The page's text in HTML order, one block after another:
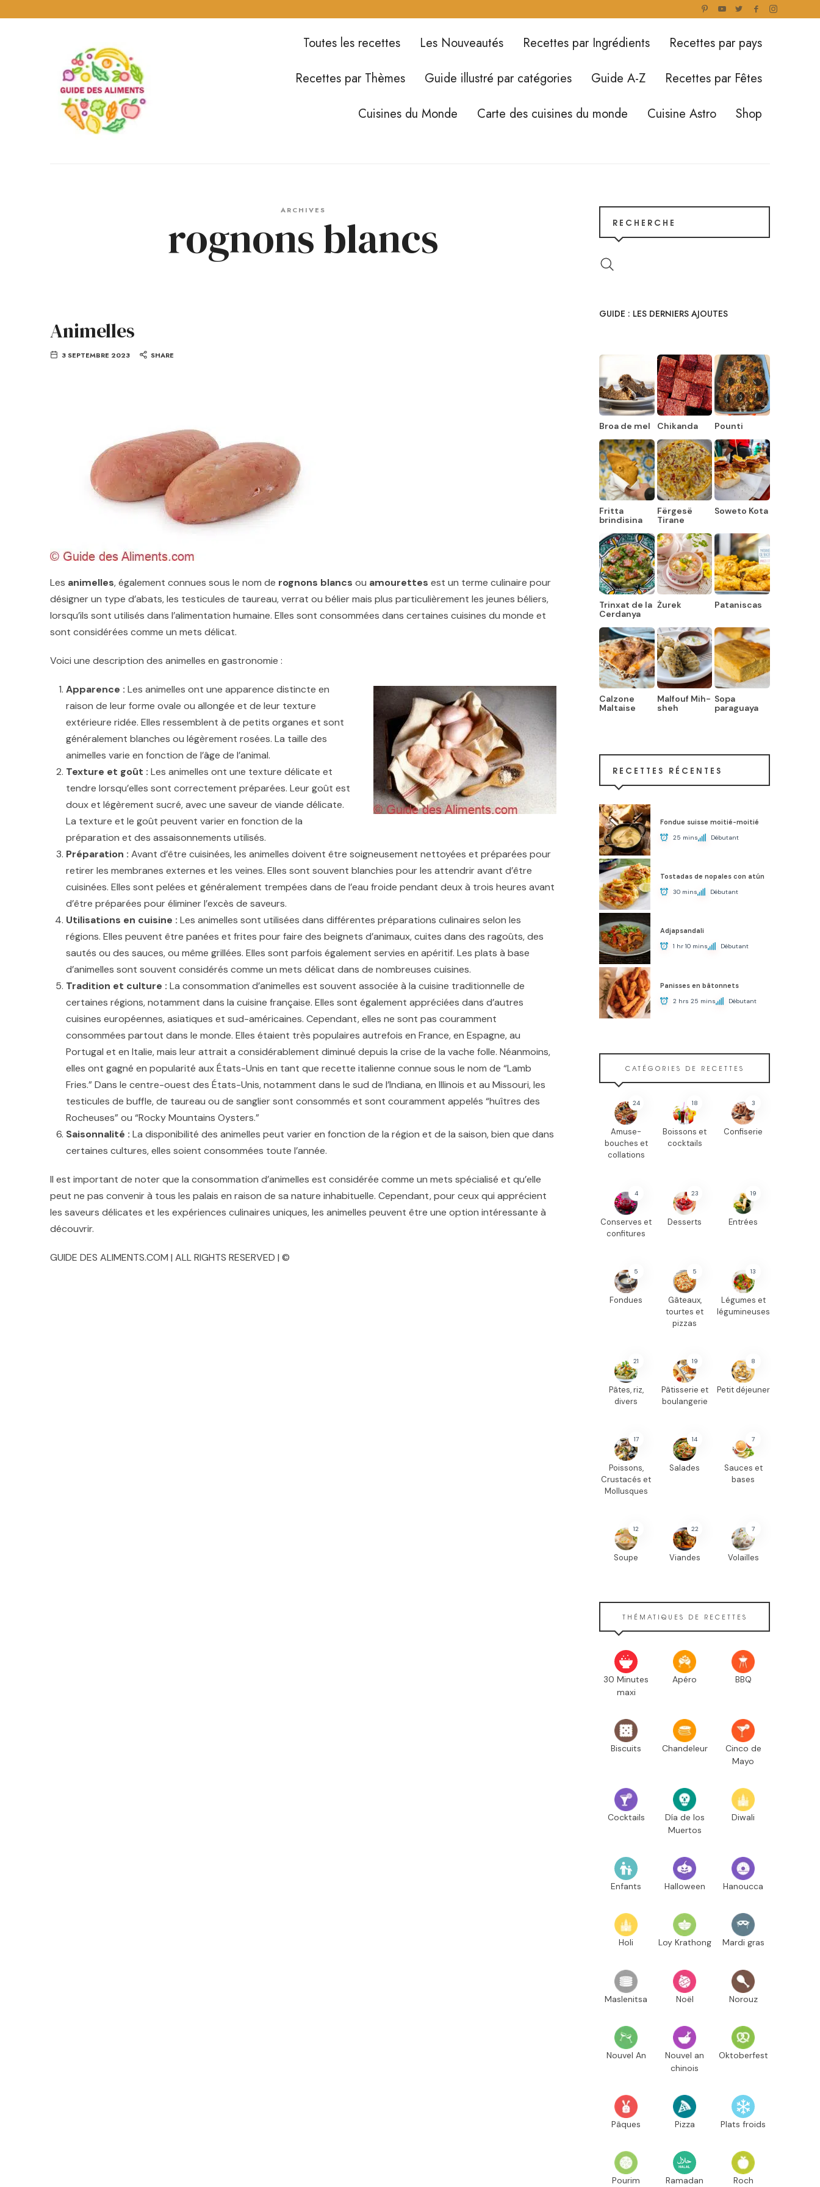
Guide
des
Aliments
Toutes les recettes Les Nouveautés Recettes par Ingrédients
Recettes par pays
Recettes par Thèmes
Guide illustré par catégories Guide A-Z
Recettes par Fêtes
Cuisines du Monde
Carte des cuisines du monde Cuisine Astro Shop
ARCHIVES
rognons blancs
Animelles
3 SEPTEMBRE 2023 SHARE
Les animelles, également connues sous le nom de rognons blancs ou amourettes est un terme culinaire pour
désigner un type d’abats, les testicules de taureau, verrat ou bélier mais plus particulièrement les jeunes béliers,
lorsqu’ils sont utilisés dans l’alimentation humaine. Elles sont consommées dans certaines cuisines du monde et
sont considérées comme un mets délicat.
Voici une description des animelles en gastronomie :
Apparence : Les animelles ont une apparence distincte en
raison de leur forme ovale ou allongée et de leur texture
extérieure ridée. Elles ressemblent à de petits organes et sont
généralement blanches ou légèrement rosées. La taille des
animelles varie en fonction de l’âge de l’animal.
Texture et goût : Les animelles ont une texture délicate et
tendre lorsqu’elles sont correctement préparées. Leur goût est
doux et légèrement sucré, avec une saveur de viande délicate.
La texture et le goût peuvent varier en fonction de la
préparation et des assaisonnements utilisés.
Préparation : Avant d’être cuisinées, les animelles doivent être soigneusement nettoyées et préparées pour
retirer les membranes externes et les veines. Elles sont souvent blanchies pour les attendrir avant d’être
cuisinées. Elles sont pelées et généralement trempées dans de l’eau froide pendant deux à trois heures avant
d’être préparées pour éliminer l’excès de saveurs.
Utilisations en cuisine : Les animelles sont utilisées dans différentes préparations culinaires selon les
régions. Elles peuvent être panées et frites pour faire des beignets d’animaux, cuites dans des ragoûts, des
sautés ou des sauces, ou même grillées. Elles sont parfois également servies en apéritif. Les plats à base
d’animelles sont souvent considérés comme un mets délicat dans de nombreuses cuisines.
Tradition et culture : La consommation d’animelles est souvent associée à la cuisine traditionnelle de
certaines régions, notamment dans la cuisine française. Elles sont également appréciées dans d’autres
cuisines européennes, asiatiques et sud-américaines. Cependant, elles ne sont pas couramment
consommées partout dans le monde. Elles étaient très populaires autrefois en France, en Espagne, au
Portugal et en Italie, mais leur attrait a considérablement diminué depuis la crise de la vache folle. Néanmoins,
elles ont gagné en popularité aux États-Unis en tant que recette italienne connue sous le nom de “Lamb
Fries.” Dans le centre-ouest des États-Unis, notamment dans le sud de l’Indiana, en Illinois et au Missouri, les
testicules de buffle, de taureau ou de sanglier sont consommés et sont couramment appelés “huîtres des
Rocheuses” ou “Rocky Mountains Oysters.”
Saisonnalité : La disponibilité des animelles peut varier en fonction de la région et de la saison, bien que dans
certaines cultures, elles soient consommées toute l’année.
Il est important de noter que la consommation d’animelles est considérée comme un mets spécialisé et qu’elle
peut ne pas convenir à tous les palais en raison de sa nature inhabituelle. Cependant, pour ceux qui apprécient
les saveurs délicates et les expériences culinaires uniques, les animelles peuvent être une option intéressante à
découvrir.
GUIDE DES ALIMENTS.COM | ALL RIGHTS RESERVED | ©
RECHERCHE
GUIDE : LES DERNIERS AJOUTES
Broa de mel Chikanda Pounti
Fritta
brindisina
Fërgesë
Tirane
Soweto Kota
Trinxat de la
Cerdanya
Żurek Pataniscas
Calzone
Maltaise
Malfouf Mih-
sheh
Sopa
paraguaya
RECETTES RÉCENTES
Fondue suisse moitié-moitié
25 mins Débutant
Tostadas de nopales con atún
30 mins Débutant
Adjapsandali
1 hr 10 mins Débutant
Panisses en bâtonnets
2 hrs 25 mins Débutant
CATÉGORIES DE RECETTES
24
Amuse-
bouches et
collations
18
Boissons et
cocktails
3
Confiserie
4
Conserves et
confitures
23
Desserts
19
Entrées
5
Fondues
5
Gâteaux,
tourtes et
pizzas
13
Légumes et
légumineuses
21
Pâtes, riz,
divers
19
Pâtisserie et
boulangerie
8
Petit déjeuner
17
Poissons,
Crustacés et
Mollusques
14
Salades
7
Sauces et
bases
12
Soupe
22
Viandes
7
Volailles
THÉMATIQUES DE RECETTES
30 Minutes
maxi
Apéro BBQ
Biscuits Chandeleur
Cinco de
Mayo
Cocktails
Día de los
Muertos
Diwali
Enfants Halloween Hanoucca
Holi Loy Krathong Mardi gras
Maslenitsa Noël Norouz
Nouvel An
Nouvel an
chinois
Oktoberfest
Pâques Pizza Plats froids
Pourim Ramadan Roch